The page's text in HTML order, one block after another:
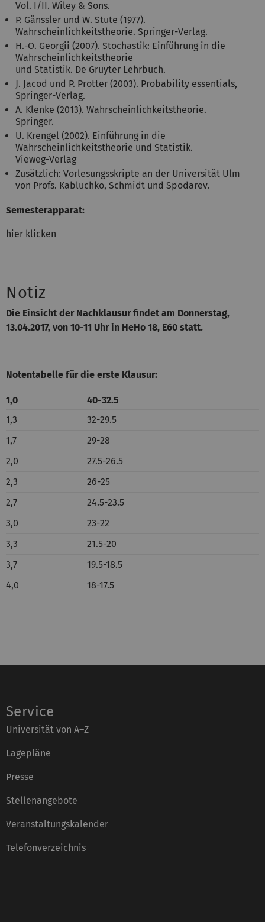
Vol. I/II. Wiley & Sons.
P. Gänssler und W. Stute (1977).
Wahrscheinlichkeitstheorie. Springer-Verlag.
H.-O. Georgii (2007). Stochastik: Einführung in die
Wahrscheinlichkeitstheorie
und Statistik. De Gruyter Lehrbuch.
J. Jacod und P. Protter (2003). Probability essentials,
Springer-Verlag.
A. Klenke (2013). Wahrscheinlichkeitstheorie.
Springer.
U. Krengel (2002). Einführung in die
Wahrscheinlichkeitstheorie und Statistik.
Vieweg-Verlag
Zusätzlich: Vorlesungsskripte an der Universität Ulm
von Profs. Kabluchko, Schmidt und Spodarev.
Semesterapparat:
hier klicken
Notiz
Die Einsicht der Nachklausur findet am Donnerstag,
13.04.2017, von 10-11 Uhr in HeHo 18, E60 statt.
Notentabelle für die erste Klausur:
1,0
40-32.5
1,3
32-29.5
1,7
29-28
2,0
27.5-26.5
2,3
26-25
2,7
24.5-23.5
3,0
23-22
3,3
21.5-20
3,7
19.5-18.5
4,0
18-17.5
Service
Universität von A–Z
Lagepläne
Presse
Stellenangebote
Veranstaltungskalender
Telefonverzeichnis